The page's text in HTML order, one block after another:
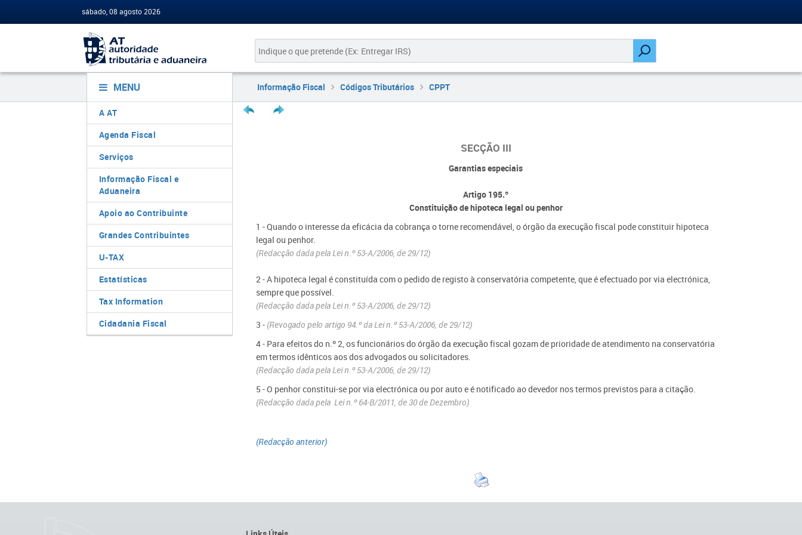
sábado, 08 agosto 2026
MENU
A AT
Agenda Fiscal
Serviços
Informação Fiscal e
Aduaneira
Apoio ao Contribuinte
Grandes Contribuintes
U-TAX
Estatísticas
Tax Information
Cidadania Fiscal
Informação Fiscal Códigos Tributários CPPT
SECÇÃO III
Garantias especiais
Artigo 195.º
Constituição de hipoteca legal ou penhor
1 - Quando o interesse da eficácia da cobrança o torne recomendável, o órgão da execução fiscal pode constituir hipoteca
legal ou penhor.
(Redacção dadapelaLei n.º 53-A/2006, de 29/12)
2 - A hipoteca legal é constituída com o pedido de registo à conservatória competente, que é efectuado por via electrónica,
sempre que possível.
(Redacção dadapelaLei n.º 53-A/2006, de 29/12)
3 - (Revogado pelo artigo 94.º daLei n.º 53-A/2006, de 29/12)
4 - Para efeitos do n.º 2, os funcionários do órgão da execução fiscal gozam de prioridade de atendimento na conservatória
em termos idênticos aos dos advogados ou solicitadores.
(Redacção dadapelaLei n.º 53-A/2006, de 29/12)
5 - O penhor constitui-se por via electrónica ou por auto e é notificado ao devedor nos termos previstos para a citação.
(Redacção dada pela Lei n.º 64-B/2011, de 30 de Dezembro)
(Redacção anterior)